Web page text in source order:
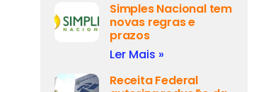
Simples Nacional tem
novas regras e
prazos
Ler Mais »
Receita Federal